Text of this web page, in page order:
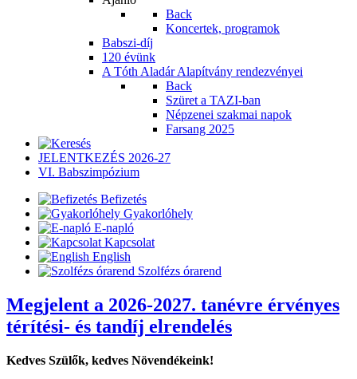
Back
Koncertek, programok
Babszi-díj
120 évünk
A Tóth Aladár Alapítvány rendezvényei
Back
Szüret a TAZI-ban
Népzenei szakmai napok
Farsang 2025
JELENTKEZÉS 2026-27
VI. Babszimpózium
Befizetés
Gyakorlóhely
E-napló
Kapcsolat
English
Szolfézs órarend
Megjelent a 2026-2027. tanévre érvényes
térítési- és tandíj elrendelés
Kedves Szülők, kedves Növendékeink!